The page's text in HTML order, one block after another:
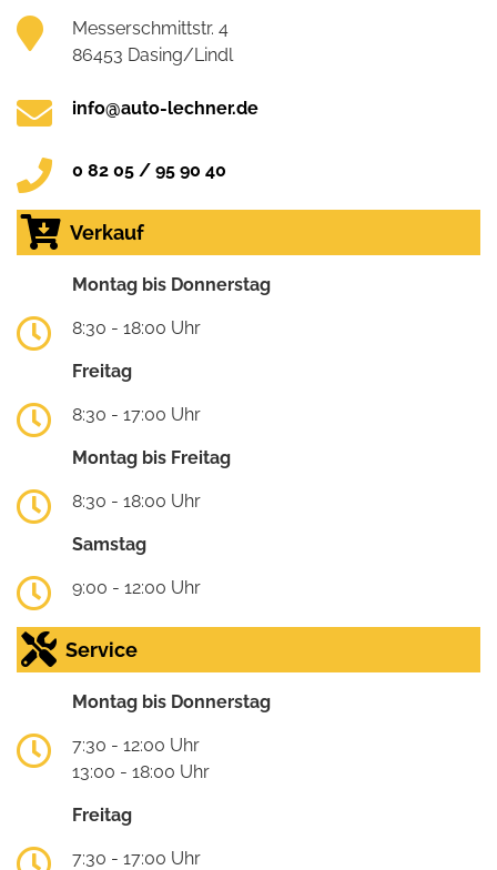
Messerschmittstr. 4
86453 Dasing/Lindl
info@auto-lechner.de
0 82 05 / 95 90 40
Verkauf
Montag bis Donnerstag
8:30 - 18:00 Uhr
Freitag
8:30 - 17:00 Uhr
Montag bis Freitag
8:30 - 18:00 Uhr
Samstag
9:00 - 12:00 Uhr
Service
Montag bis Donnerstag
7:30 - 12:00 Uhr
13:00 - 18:00 Uhr
Freitag
7:30 - 17:00 Uhr